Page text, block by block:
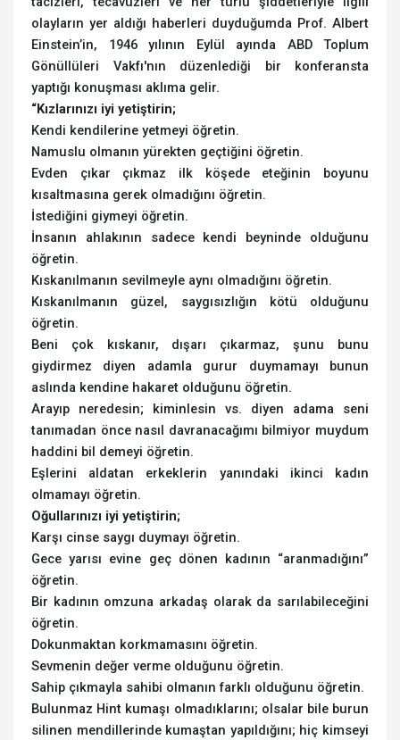
olayların yer aldığı haberleri duyduğumda Prof. Albert
Einstein’in, 1946 yılının Eylül ayında ABD Toplum
Gönüllüleri Vakfı'nın düzenlediği bir konferansta
yaptığı konuşması aklıma gelir.
“Kızlarınızı iyi yetiştirin;
Kendi kendilerine yetmeyi öğretin.
Namuslu olmanın yürekten geçtiğini öğretin.
Evden çıkar çıkmaz ilk köşede eteğinin boyunu
kısaltmasına gerek olmadığını öğretin.
İstediğini giymeyi öğretin.
İnsanın ahlakının sadece kendi beyninde olduğunu
öğretin.
Kıskanılmanın sevilmeyle aynı olmadığını öğretin.
Kıskanılmanın güzel, saygısızlığın kötü olduğunu
öğretin.
Beni çok kıskanır, dışarı çıkarmaz, şunu bunu
giydirmez diyen adamla gurur duymamayı bunun
aslında kendine hakaret olduğunu öğretin.
Arayıp neredesin; kiminlesin vs. diyen adama seni
tanımadan önce nasıl davranacağımı bilmiyor muydum
haddini bil demeyi öğretin.
Eşlerini aldatan erkeklerin yanındaki ikinci kadın
olmamayı öğretin.
Oğullarınızı iyi yetiştirin;
Karşı cinse saygı duymayı öğretin.
Gece yarısı evine geç dönen kadının “aranmadığını”
öğretin.
Bir kadının omzuna arkadaş olarak da sarılabileceğini
öğretin.
Dokunmaktan korkmamasını öğretin.
Sevmenin değer verme olduğunu öğretin.
Sahip çıkmayla sahibi olmanın farklı olduğunu öğretin.
Bulunmaz Hint kumaşı olmadıklarını; olsalar bile burun
silinen mendillerinde kumaştan yapıldığını; hiç kimseyi